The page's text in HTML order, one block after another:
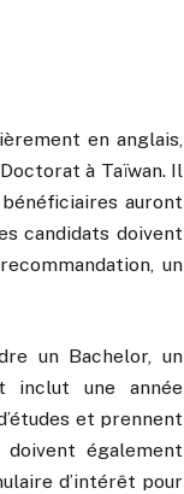
en anglais,
à Taïwan. Il
auront
candidats doivent
un
un Bachelor, un
inclut une année
et prennent
également
d’intérêt pour